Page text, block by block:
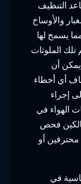
التنظيف
والأوساخ
يسمح لها
تلك الملوثات
أن
أي أخطاء
إجراء
الهواء في
فحص
أو
في